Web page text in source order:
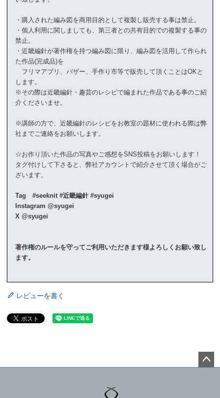
・購入された編み図を商用目的として複製し販売する事は禁止。
・個人利用に関しましても、第三者との共有目的での複製する事の
禁止。
・近畿編針が著作権を持つ編み図に限り、編み図を活用して作られ
た作品(完成品)を
フリマアプリ、バザー、手作り市等で販売して頂くことはOKと
します。
※その際は近畿編針・趣芸のレシピで編まれた作品である事のご紹
介くださいませ。
※講師の方で、近畿編針のレシピをお教室の題材に使われる際は弊
社までご連絡をお願いします。
☆お作り頂いた作品の写真やご感想をSNS投稿をお願いします！
タグ付けして下さると、弊社アカウントで紹介させて頂く場合がご
ざいます。
Tag #seeknit #近畿編針 #syugei
Instagram @syugei
X @syugei
著作権のルールを守ってご利用いただきます様よろしくお願い致し
ます。
レビューを書く